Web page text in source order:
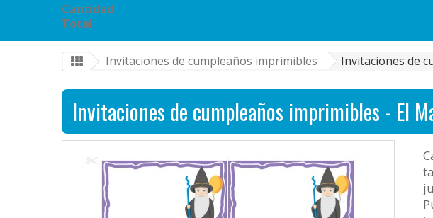
Cantidad
Total
Invitaciones de cumpleaños imprimibles Invitaciones de
Invitaciones de cumpleaños imprimibles - El